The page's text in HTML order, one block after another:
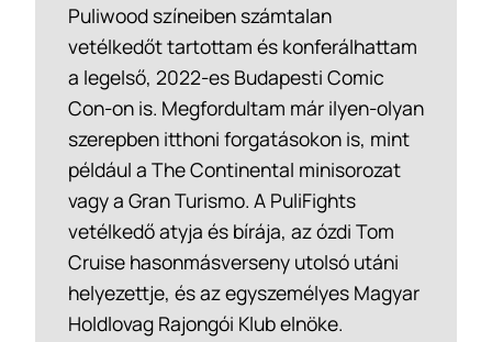
Puliwood színeiben számtalan
vetélkedőt tartottam és konferálhattam
a legelső, 2022-es Budapesti Comic
Con-on is. Megfordultam már ilyen-olyan
szerepben itthoni forgatásokon is, mint
például a The Continental minisorozat
vagy a Gran Turismo. A PuliFights
vetélkedő atyja és bírája, az ózdi Tom
Cruise hasonmásverseny utolsó utáni
helyezettje, és az egyszemélyes Magyar
Holdlovag Rajongói Klub elnöke.